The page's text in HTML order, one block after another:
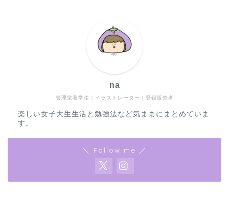
管理栄養学生｜イラストレーター｜登録販売者
na
楽しい女子大生生活と勉強法など気ままにまとめていま
す。
＼ Follow me ／